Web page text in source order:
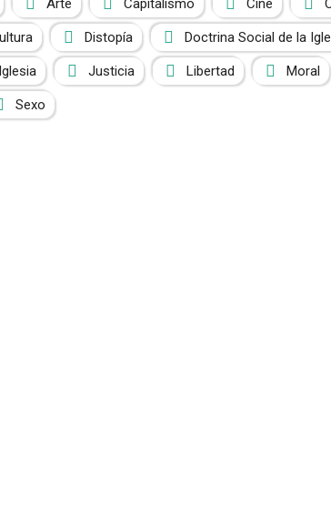
Arte Capitalismo Cine
Distopía Doctrina Social de la
Iglesia Justicia Libertad Moral
Sexo